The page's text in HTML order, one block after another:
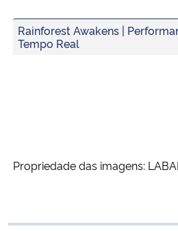
Planalto
Rainforest Awakens |
Tempo Real
Propriedade das imagens: